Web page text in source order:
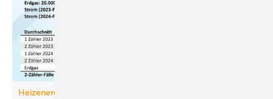
Heizenergiekosten